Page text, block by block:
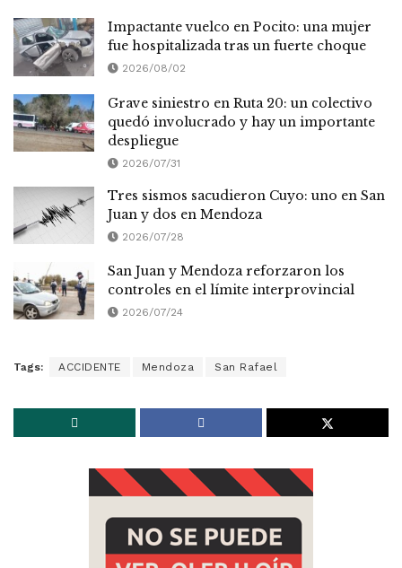
Impactante vuelco en Pocito: una mujer
fue hospitalizada tras un fuerte choque
2026/08/02
Grave siniestro en Ruta 20: un colectivo
quedó involucrado y hay un importante
despliegue
2026/07/31
Tres sismos sacudieron Cuyo: uno en San
Juan y dos en Mendoza
2026/07/28
San Juan y Mendoza reforzaron los
controles en el límite interprovincial
2026/07/24
Tags: ACCIDENTE Mendoza San Rafael